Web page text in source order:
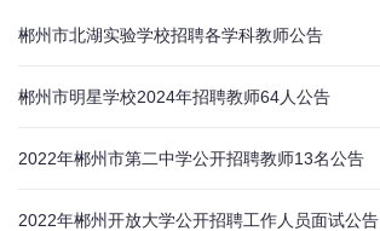
郴州市北湖实验学校招聘各学科教师公告
郴州市明星学校2024年招聘教师64人公告
2022年郴州市第二中学公开招聘教师13名公告
2022年郴州开放大学公开招聘工作人员面试公告